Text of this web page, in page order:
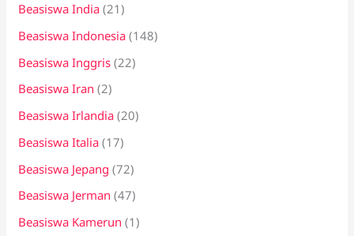
Beasiswa India (21)
Beasiswa Indonesia (148)
Beasiswa Inggris (22)
Beasiswa Iran (2)
Beasiswa Irlandia (20)
Beasiswa Italia (17)
Beasiswa Jepang (72)
Beasiswa Jerman (47)
Beasiswa Kamerun (1)